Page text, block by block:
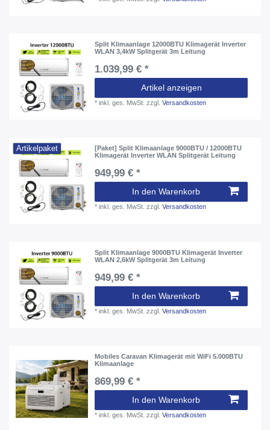
Split Klimaanlage 12000BTU Klimagerät Inverter
WLAN 3,4kW Splitgerät 3m Leitung
1.039,99 € *
Artikel anzeigen
*inkl. ges. MwSt. zzgl.Versandkosten
Artikelpaket
[Paket] Split Klimaanlage 9000BTU / 12000BTU
Klimagerät Inverter WLAN Splitgerät Leitung
949,99 € *
In den Warenkorb
*inkl. ges. MwSt. zzgl.Versandkosten
Split Klimaanlage 9000BTU Klimagerät Inverter
WLAN 2,6kW Splitgerät 3m Leitung
949,99 € *
In den Warenkorb
*inkl. ges. MwSt. zzgl.Versandkosten
Mobiles Caravan Klimagerät mit WiFi 5.000BTU
Klimaanlage
869,99 € *
In den Warenkorb
*inkl. ges. MwSt. zzgl.Versandkosten